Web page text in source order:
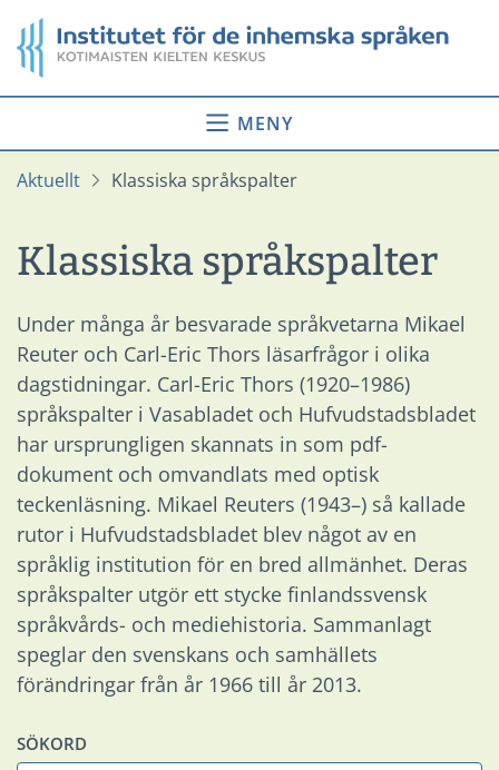
till
innehåll
Startsida
MENY
Aktuellt Klassiska språkspalter
Klassiska språkspalter
Under många år besvarade språkvetarna Mikael
Reuter och Carl-Eric Thors läsarfrågor i olika
dagstidningar. Carl-Eric Thors (1920–1986)
språkspalter i Vasabladet och Hufvudstadsbladet
har ursprungligen skannats in som pdf-
dokument och omvandlats med optisk
teckenläsning. Mikael Reuters (1943–) så kallade
rutor i Hufvudstadsbladet blev något av en
språklig institution för en bred allmänhet. Deras
språkspalter utgör ett stycke finlandssvensk
språkvårds- och mediehistoria. Sammanlagt
speglar den svenskans och samhällets
förändringar från år 1966 till år 2013.
SÖKORD